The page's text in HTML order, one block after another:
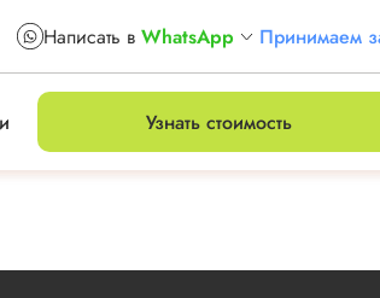
Написать в WhatsApp Принимаем
Узнать стоимость